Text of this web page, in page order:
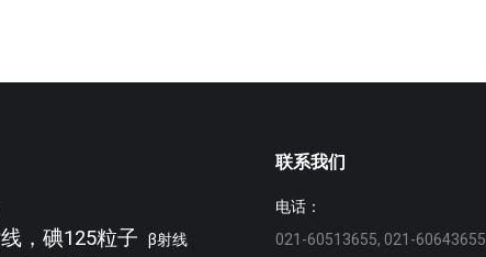
，碘125粒子 β射线
联系我们
电话：
021-60513655, 021-60643655